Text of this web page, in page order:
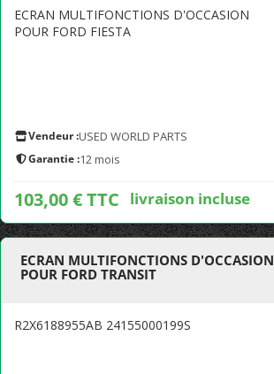
ECRAN MULTIFONCTIONS D'OCCASION
POUR FORD FIESTA
Vendeur :USED WORLD PARTS
Garantie :12 mois
103,00 € TTC livraison incluse
ECRAN MULTIFONCTIONS D'OCCASION
POUR FORD TRANSIT
R2X6188955AB 24155000199S